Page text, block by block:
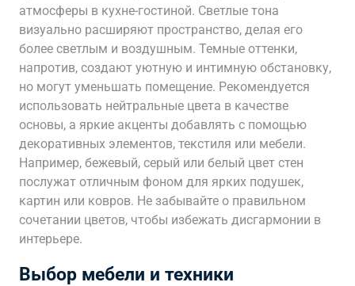
атмосферы в кухне-гостиной. Светлые тона
визуально расширяют пространство, делая его
более светлым и воздушным. Темные оттенки,
напротив, создают уютную и интимную обстановку,
но могут уменьшать помещение. Рекомендуется
использовать нейтральные цвета в качестве
основы, а яркие акценты добавлять с помощью
декоративных элементов, текстиля или мебели.
Например, бежевый, серый или белый цвет стен
послужат отличным фоном для ярких подушек,
картин или ковров. Не забывайте о правильном
сочетании цветов, чтобы избежать дисгармонии в
интерьере.
Выбор мебели и техники